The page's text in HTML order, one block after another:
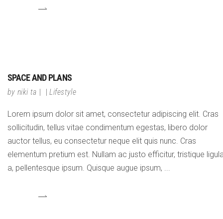
SPACE AND PLANS
by niki ta Lifestyle
Lorem ipsum dolor sit amet, consectetur adipiscing elit. Cras
sollicitudin, tellus vitae condimentum egestas, libero dolor
auctor tellus, eu consectetur neque elit quis nunc. Cras
elementum pretium est. Nullam ac justo efficitur, tristique
a, pellentesque ipsum. Quisque augue ipsum,